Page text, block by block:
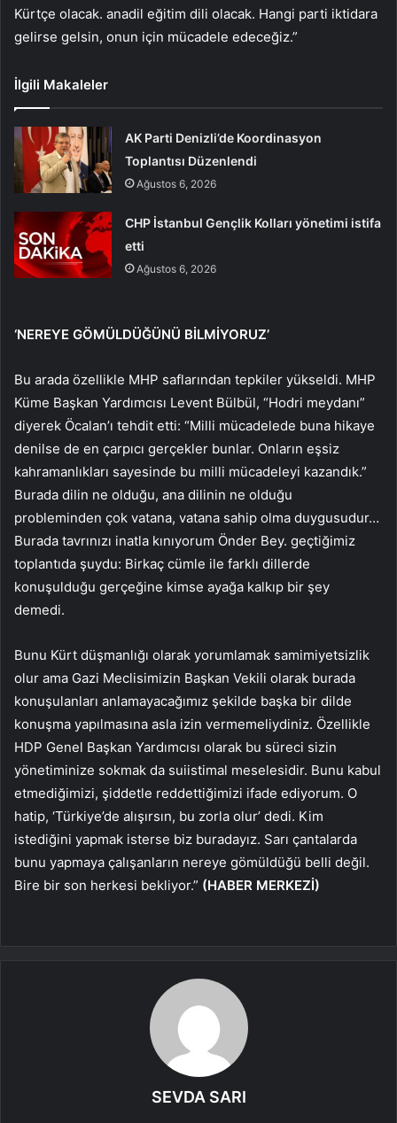
Kürtçe olacak. anadil eğitim dili olacak. Hangi parti iktidara
gelirse gelsin, onun için mücadele edeceğiz.”
İlgili Makaleler
AK Parti Denizli’de Koordinasyon
Toplantısı Düzenlendi
Ağustos 6, 2026
CHP İstanbul Gençlik Kolları yönetimi istifa
etti
Ağustos 6, 2026
‘NEREYE GÖMÜLDÜĞÜNÜ BİLMİYORUZ’
Bu arada özellikle MHP saflarından tepkiler yükseldi. MHP
Küme Başkan Yardımcısı Levent Bülbül, “Hodri meydanı”
diyerek Öcalan’ı tehdit etti: “Milli mücadelede buna hikaye
denilse de en çarpıcı gerçekler bunlar. Onların eşsiz
kahramanlıkları sayesinde bu milli mücadeleyi kazandık.”
Burada dilin ne olduğu, ana dilinin ne olduğu
probleminden çok vatana, vatana sahip olma duygusudur…
Burada tavrınızı inatla kınıyorum Önder Bey. geçtiğimiz
toplantıda şuydu: Birkaç cümle ile farklı dillerde
konuşulduğu gerçeğine kimse ayağa kalkıp bir şey
demedi.
Bunu Kürt düşmanlığı olarak yorumlamak samimiyetsizlik
olur ama Gazi Meclisimizin Başkan Vekili olarak burada
konuşulanları anlamayacağımız şekilde başka bir dilde
konuşma yapılmasına asla izin vermemeliydiniz. Özellikle
HDP Genel Başkan Yardımcısı olarak bu süreci sizin
yönetiminize sokmak da suiistimal meselesidir. Bunu kabul
etmediğimizi, şiddetle reddettiğimizi ifade ediyorum. O
hatip, ‘Türkiye’de alışırsın, bu zorla olur’ dedi. Kim
istediğini yapmak isterse biz buradayız. Sarı çantalarda
bunu yapmaya çalışanların nereye gömüldüğü belli değil.
Bire bir son herkesi bekliyor.” (HABER MERKEZİ)
SEVDA SARI